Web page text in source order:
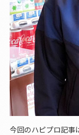
今回のハピプロ記事